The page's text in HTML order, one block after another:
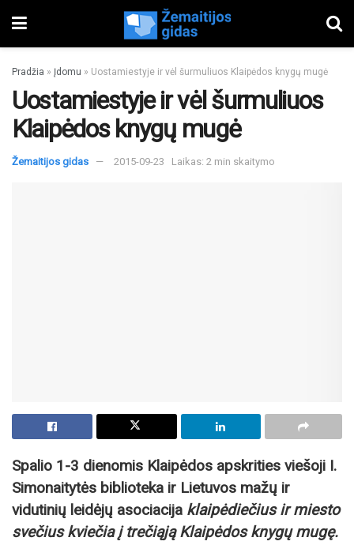
Pradžia » Įdomu » Uostamiestyje ir vėl šurmuliuos Klaipėdos knygų mugė
Uostamiestyje ir vėl šurmuliuos
Klaipėdos knygų mugė
Žemaitijos gidas 2015-09-23 Laikas: 2 min skaitymo
Spalio 1-3 dienomis Klaipėdos apskrities viešoji I.
Simonaitytės biblioteka ir Lietuvos mažų ir
vidutinių leidėjų asociacija klaipėdiečius ir miesto
svečius kviečia į trečiąją Klaipėdos knygų mugę.